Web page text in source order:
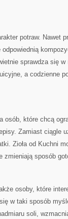
potraw. Nawet
sprawdza się w
a codzienne
osób, które chcą
Zamiast ciągle
Zioła od Kuchni
zmieniają sposób
osoby, które
w taki sposób
soli,